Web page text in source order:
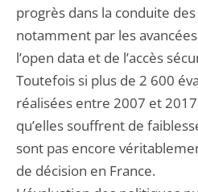
progrès dans la conduite
notamment par les
l’open data et de l’accès
Toutefois si plus de 2 600
réalisées entre 2007 et
qu’elles souffrent de
sont pas encore
de décision en France.